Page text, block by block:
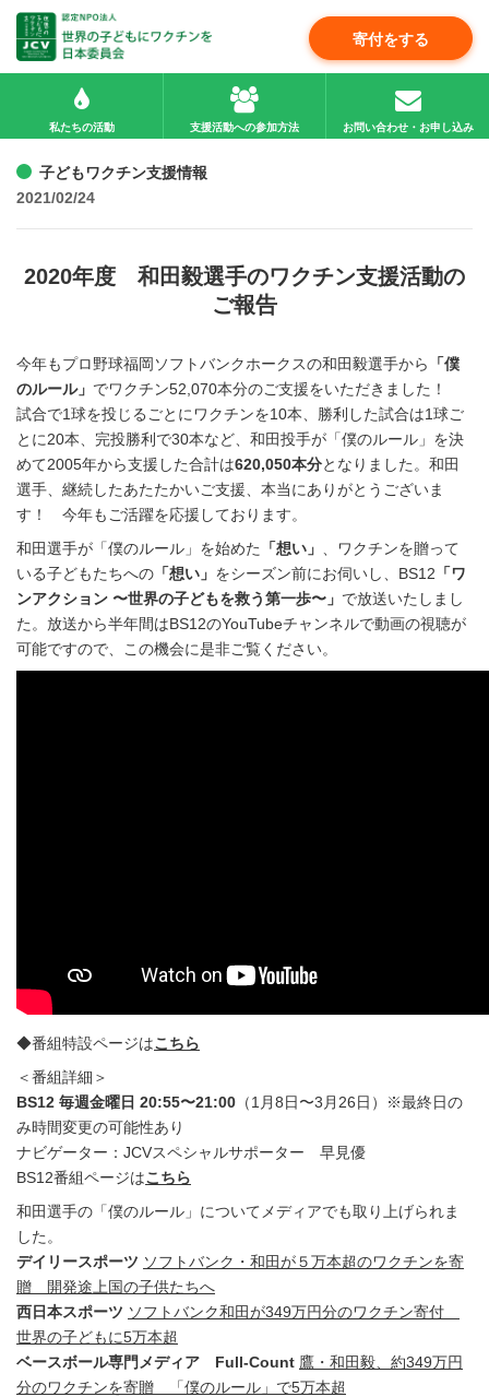
寄付をする
私たちの活動 支援活動への参加方法 お問い合わせ・お申し込み
子どもワクチン支援情報
2021/02/24
2020年度 和田毅選手のワクチン支援活動の
ご報告
今年もプロ野球福岡ソフトバンクホークスの和田毅選手から
「僕
のルール」 でワクチン52,070本分のご支援をいただきました！
試合で1球を投じるごとにワクチンを10本、勝利した試合は1球ご
とに20本、完投勝利で30本など、和田投手が「僕のルール」を決
めて2005年から支援した合計は620,050本分となりました。和田
選手、継続したあたたかいご支援、本当にありがとうございま
す！ 今年もご活躍を応援しております。
和田選手が「僕のルール」を始めた
「想い」
、ワクチンを贈って
いる子どもたちへの 「想い」 をシーズン前にお伺いし、BS12 「ワ
ンアクション 〜世界の子どもを救う第一歩〜」 で放送いたしまし
た。放送から半年間はBS12のYouTubeチャンネルで動画の視聴が
可能ですので、この機会に是非ご覧ください。
◆番組特設ページはこちら
＜番組詳細＞
BS12 毎週金曜日 20:55〜21:00 （1月8日〜3月26日）※最終日の
み時間変更の可能性あり
ナビゲーター：JCVスペシャルサポーター 早見優
BS12番組ページはこちら
和田選手の「僕のルール」についてメディアでも取り上げられま
した。
デイリースポーツ ソフトバンク・和田が５万本超のワクチンを寄
贈 開発途上国の子供たちへ
西日本スポーツ ソフトバンク和田が349万円分のワクチン寄付
世界の子どもに5万本超
ベースボール専門メディア Full-Count 鷹・和田毅、約349万円
分のワクチンを寄贈 「僕のルール」で5万本超